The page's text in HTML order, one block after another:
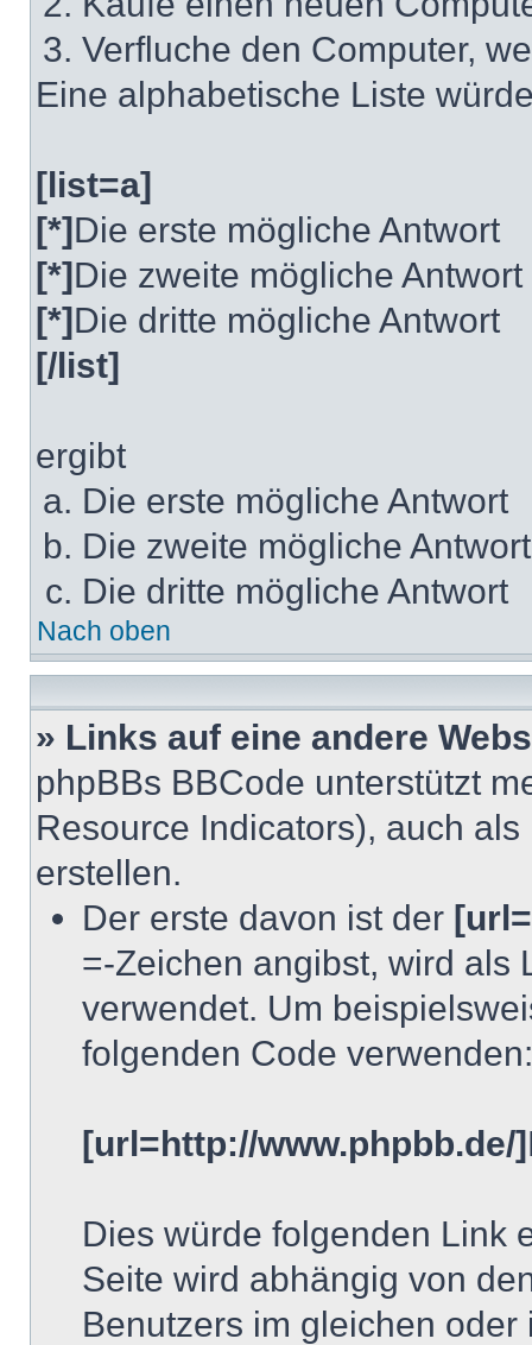
Verfluche den Computer,
Eine alphabetische Liste
[list=a]
[*]Die erste mögliche Antwort
[*]Die zweite mögliche Antwort
[*]Die dritte mögliche Antwort
[/list]
ergibt
Die erste mögliche Antwort
Die zweite mögliche Antwort
Die dritte mögliche Antwort
Nach oben
» Links auf eine andere
phpBBs BBCode unterstützt
Resource Indicators), auch
erstellen.
Der erste davon ist der
=-Zeichen angibst, wird als
verwendet. Um
folgenden Code verwenden:
[url=http://www.phpbb.de/]
Dies würde folgenden Link
Seite wird abhängig von
Benutzers im gleichen